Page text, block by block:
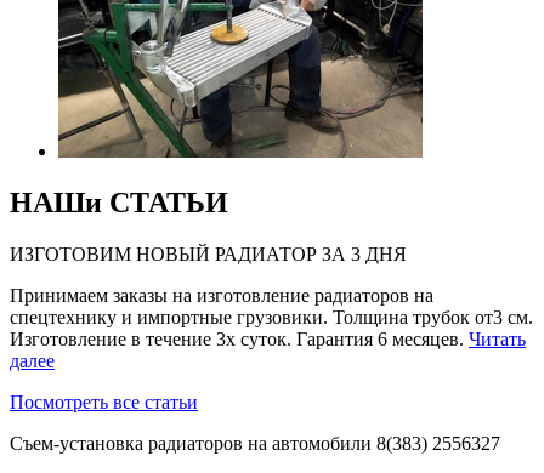
НАШи СТАТЬИ
ИЗГОТОВИМ НОВЫЙ РАДИАТОР ЗА 3 ДНЯ
Принимаем заказы на изготовление радиаторов на
спецтехнику и импортные грузовики. Толщина трубок от3 см.
Изготовление в течение 3х суток. Гарантия 6 месяцев. Читать
далее
Посмотреть все статьи
Съем-установка радиаторов на автомобили 8(383) 2556327